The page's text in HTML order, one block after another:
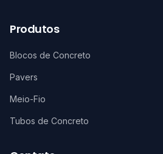
Produtos
Blocos de Concreto
Pavers
Meio-Fio
Tubos de Concreto